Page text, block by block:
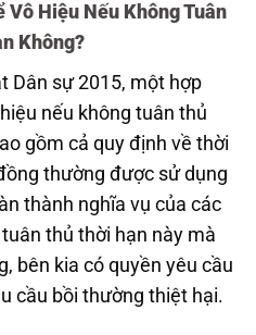
Vô Hiệu Nếu Không Tuân
Không?
Dân sự 2015, một hợp
nếu không tuân thủ
gồm cả quy định về thời
thường được sử dụng
thành nghĩa vụ của các
thủ thời hạn này mà
bên kia có quyền yêu cầu
cầu bồi thường thiệt hại.